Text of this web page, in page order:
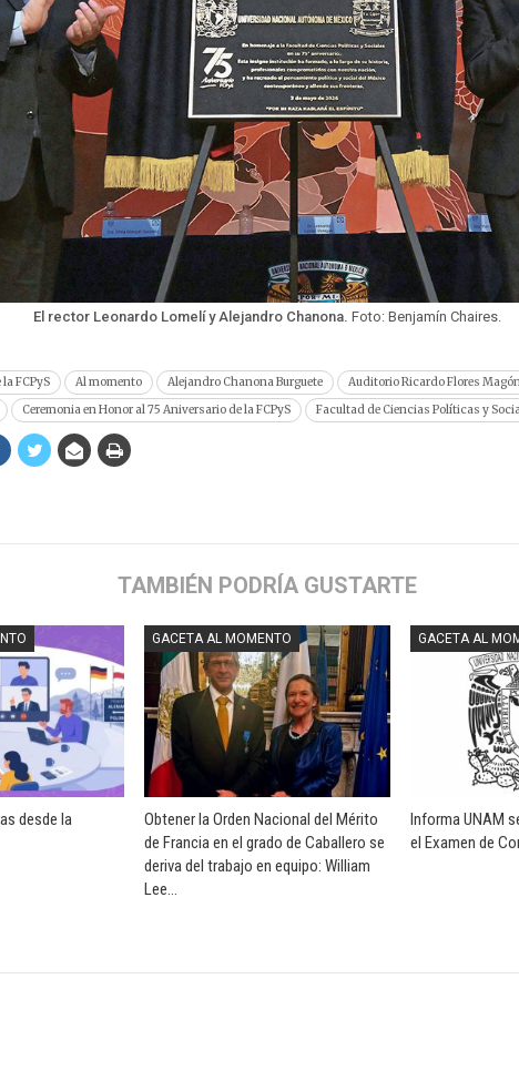
El rector Leonardo Lomelí y Alejandro Chanona.Foto: Benjamín Chaires.
FCPyS Al momento Alejandro Chanona Burguete
Auditorio Ricardo Flores
Ceremonia en Honor al 75 Aniversario de la FCPyS Facultad de Ciencias Políticas y
TAMBIÉN PODRÍA GUSTARTE
desde la
GACETA AL MOMENTO
Obtener la Orden Nacional del Mérito
de Francia en el grado de Caballero se
deriva del trabajo en equipo: William
Lee…
GACETA AL
Informa UNAM
el Examen de